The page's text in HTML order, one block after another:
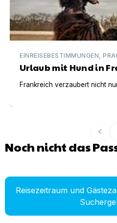
EINREISEBESTIMMUNGEN,
Urlaub mit Hund in
Frankreich verzaubert nicht
Noch nicht das
Reisezeitraum und